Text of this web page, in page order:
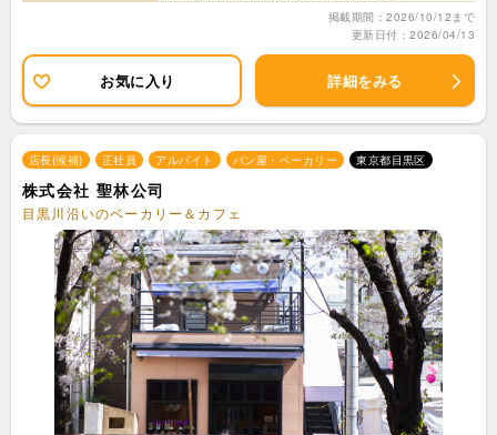
掲載期間：2026/10/12まで
更新日付：2026/04/13
お気に入り 詳細をみる
店長(候補) 正社員 アルバイト パン屋・ベーカリー 東京都目黒区
株式会社 聖林公司
目黒川沿いのベーカリー＆カフェ